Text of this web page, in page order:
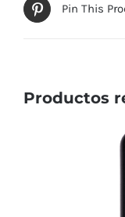
Pin This
Productos